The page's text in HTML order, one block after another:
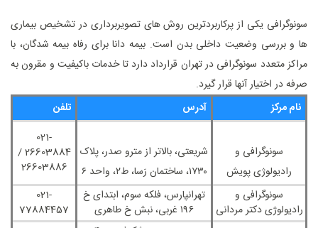
سونوگرافی یکی از پرکاربردترین روش‌ های تصویربرداری در تشخیص بیماری
‌ها و بررسی وضعیت داخلی بدن است. بیمه دانا برای رفاه بیمه ‌شدگان، با
مراکز متعدد سونوگرافی در تهران قرارداد دارد تا خدمات باکیفیت و مقرون ‌به‌
صرفه در اختیار آنها قرار گیرد.
نام مرکز
آدرس تلفن
سونوگرافی و
رادیولوژی پویش
شریعتی، بالاتر از مترو صدر، پلاک
۱۷۳۰، ساختمان رَسا، ط۲، واحد ۶
021-
26603884 /
26603886
سونوگرافی و
رادیولوژی دکتر مردانی
تهرانپارس، فلکه سوم، ابتدای خ
۱۹۶ غربی، نبش خ طاهری
021-
77884457